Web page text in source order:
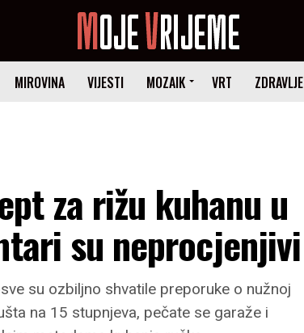
MIROVINA VIJESTI MOZAIK VRT ZDRAVLJE
za rižu kuhanu u
su neprocjenjivi
su ozbiljno shvatile preporuke o nužnoj
na 15 stupnjeva, pečate se garaže i